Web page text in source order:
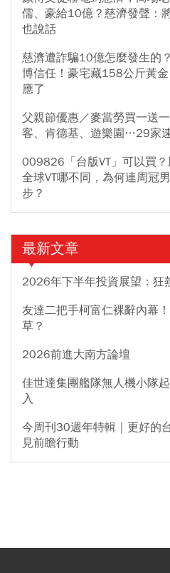
儒、豪給10億？慈濟發聲：
也說話
慈濟遭詐騙10億怎麼發生的
博信任！豪宅藏158公斤黃
應了
父親節優惠／麥當勞買一送
客、肯德基、遊樂園…29家
009826「台版VT」可以買
全球VT哪不同，為何連周冠
步？
最新文章
2026年下半年投資展望：狂
友達二把手柯富仁裸辭內幕
草？
2026前進大南方論壇
佳世達集團艦隊無人機小隊
入
今周刊30週年特輯｜更好的
見前瞻行動